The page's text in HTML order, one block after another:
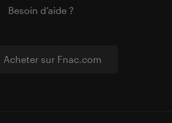
Acheter sur Fnac.com
Besoin d’aide ?